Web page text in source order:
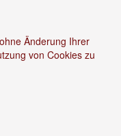
Änderung Ihrer
von Cookies zu